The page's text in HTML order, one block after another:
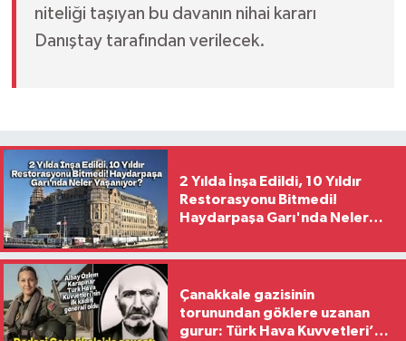
niteliği taşıyan bu davanın nihai kararı
Danıştay tarafından verilecek.
2 Yılda İnşa Edildi, 10 Yıldır
Restorasyonu Bitmedi!
Haydarpaşa Garı'nda Neler
Çanakkale gazisinin
torunundan göklere uzanan
gurur: Türk Hava Kuvvetleri’nin